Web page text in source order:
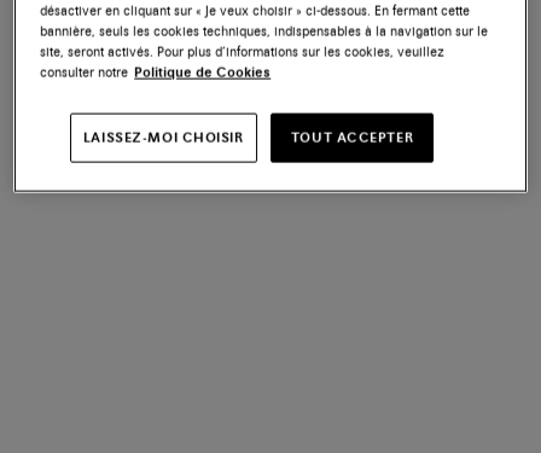
désactiver en cliquant sur « Je veux choisir » ci-dessous. En fermant cette
bannière, seuls les cookies techniques, indispensables à la navigation sur le
site, seront activés. Pour plus d’informations sur les cookies, veuillez
consulter notre Politique de Cookies
LAISSEZ-MOI CHOISIR TOUT ACCEPTER